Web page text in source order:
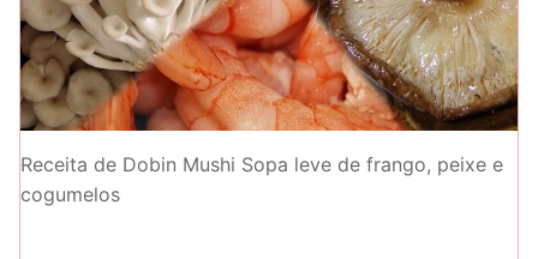
Receita de Dobin Mushi Sopa leve de frango, peixe e
cogumelos